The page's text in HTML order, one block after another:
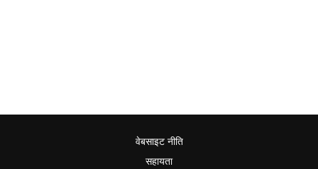
वेबसाइट नीति
सहायता